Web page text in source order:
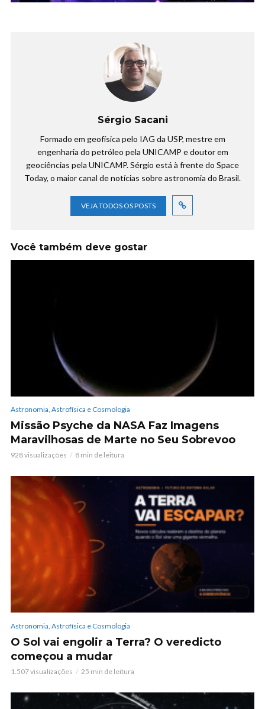
Sérgio Sacani
Formado em geofísica pelo IAG da USP, mestre em
engenharia do petróleo pela UNICAMP e doutor em
geociências pela UNICAMP. Sérgio está à frente do Space
Today, o maior canal de notícias sobre astronomia do Brasil.
VEJA TODOS OS POSTS
Você também deve gostar
Astronomia, Astrofísica e Cosmologia
Missão Psyche da NASA Faz Imagens
Maravilhosas de Marte no Seu Sobrevoo
928 visualizações 8 min de leitura
Astronomia, Astrofísica e Cosmologia
O Sol vai engolir a Terra? O veredicto
começou a mudar
1.507 visualizações 25 min de leitura